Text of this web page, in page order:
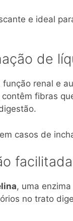
e ideal
de
renal e
fibras
casos de
facilitada
, uma
no trato